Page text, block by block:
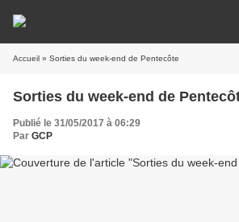
Accueil » Sorties du week-end de Pentecôte
Sorties du week-end de
Publié le 31/05/2017 à 06:29
Par GCP